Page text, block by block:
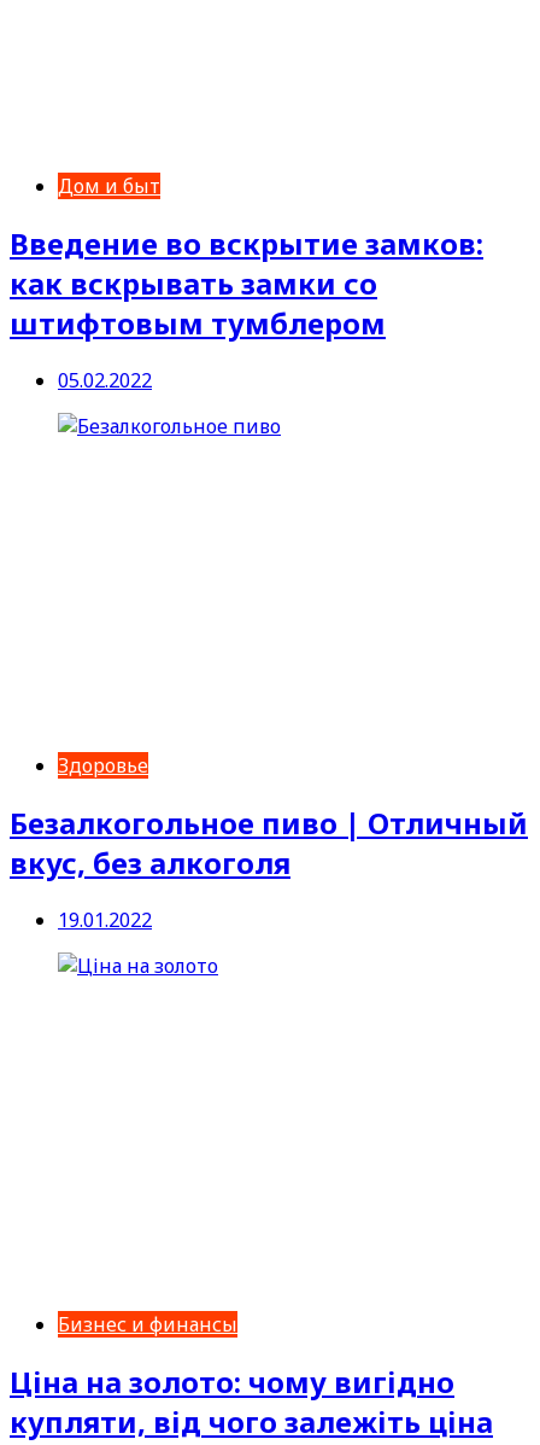
Дом и быт
Введение во вскрытие замков:
как вскрывать замки со
штифтовым тумблером
05.02.2022
Здоровье
Безалкогольное пиво | Отличный
вкус, без алкоголя
19.01.2022
Бизнес и финансы
Ціна на золото: чому вигідно
купляти, від чого залежіть ціна